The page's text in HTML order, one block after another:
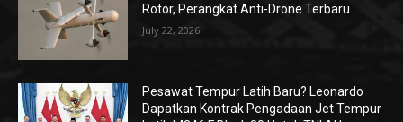
Rotor, Perangkat Anti-Drone Terbaru
July 22, 2026
Pesawat Tempur Latih Baru? Leonardo
Dapatkan Kontrak Pengadaan Jet Tempur